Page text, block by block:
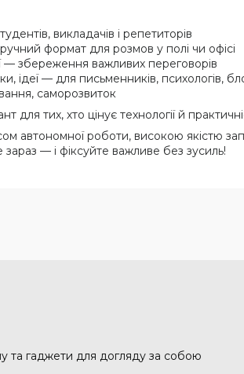
викладачів і репетиторів
формат для розмов у полі чи офісі
— збереження важливих переговорів
ідеї — для письменників, психологів,
саморозвиток
для тих, хто цінує технології й
автономної роботи, високою якістю
— і фіксуйте важливе без зусиль!
та гаджети для догляду за собою